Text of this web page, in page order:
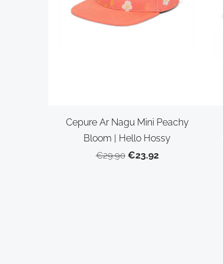
Cepure Ar Nagu Mini Peachy
Bloom | Hello Hossy
€29.90 €23.92